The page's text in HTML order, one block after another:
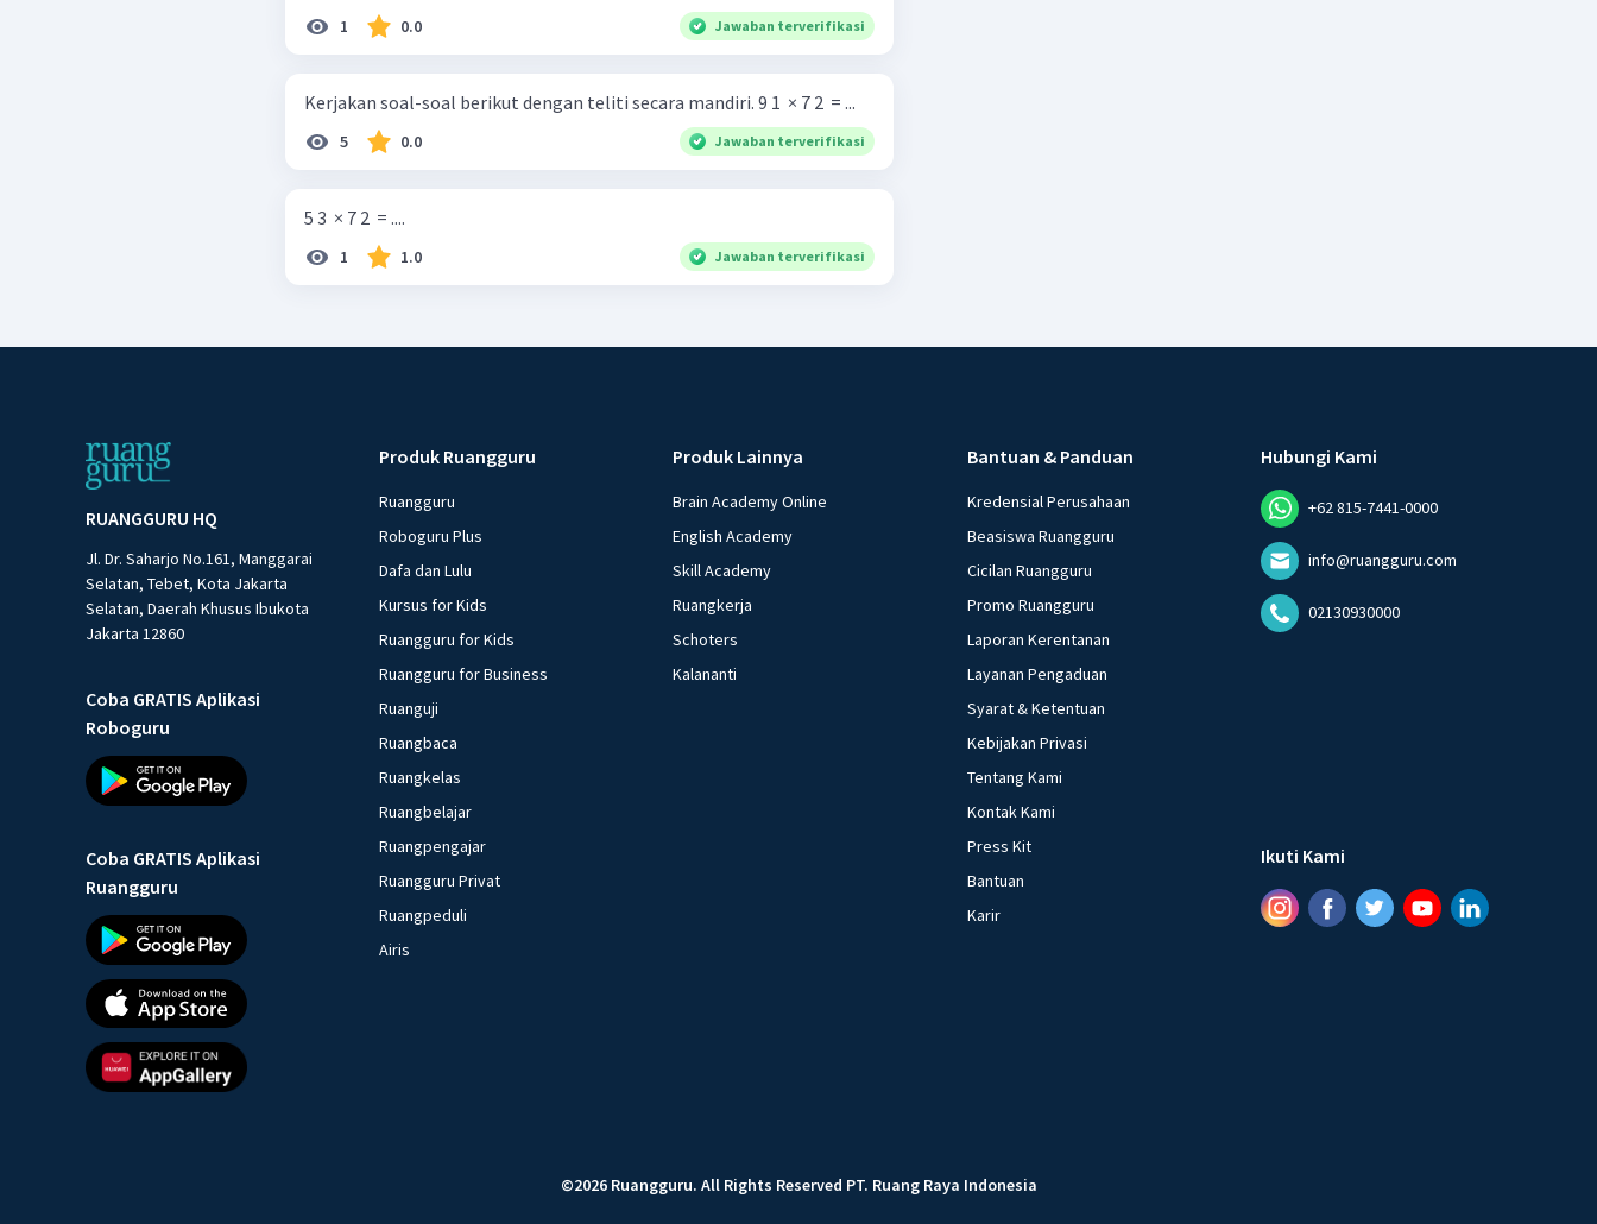
1 0.0 Jawaban terverifikasi
Kerjakan soal-soal berikut dengan teliti secara mandiri. 9 1 ​ × 7 2 ​ = ...
5 0.0 Jawaban terverifikasi
5 3 ​ × 7 2 ​ = ....
1 1.0 Jawaban terverifikasi
RUANGGURU HQ
Jl. Dr. Saharjo No.161, Manggarai
Selatan, Tebet, Kota Jakarta
Selatan, Daerah Khusus Ibukota
Jakarta 12860
Coba GRATIS Aplikasi
Roboguru
Coba GRATIS Aplikasi
Ruangguru
Produk Ruangguru
Ruangguru
Roboguru Plus
Dafa dan Lulu
Kursus for Kids
Ruangguru for Kids
Ruangguru for Business
Ruanguji
Ruangbaca
Ruangkelas
Ruangbelajar
Ruangpengajar
Ruangguru Privat
Ruangpeduli
Airis
Produk Lainnya
Brain Academy Online
English Academy
Skill Academy
Ruangkerja
Schoters
Kalananti
Bantuan & Panduan
Kredensial Perusahaan
Beasiswa Ruangguru
Cicilan Ruangguru
Promo Ruangguru
Laporan Kerentanan
Layanan Pengaduan
Syarat & Ketentuan
Kebijakan Privasi
Tentang Kami
Kontak Kami
Press Kit
Bantuan
Karir
Hubungi Kami
+62 815-7441-0000
info@ruangguru.com
02130930000
Ikuti Kami
©2026 Ruangguru. All Rights Reserved PT. Ruang Raya Indonesia